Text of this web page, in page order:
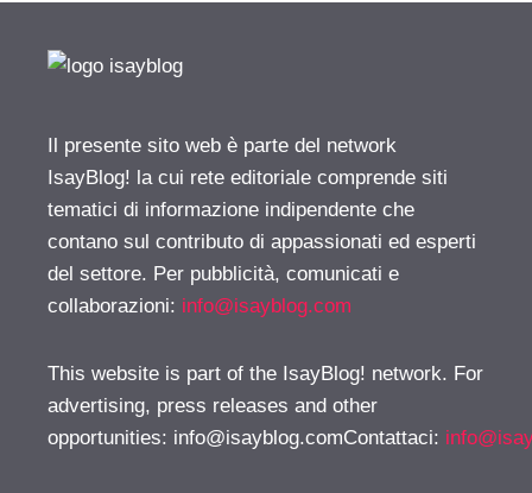
Il presente sito web è parte del network
IsayBlog! la cui rete editoriale comprende siti
tematici di informazione indipendente che
contano sul contributo di appassionati ed esperti
del settore. Per pubblicità, comunicati e
collaborazioni: info@isayblog.com
This website is part of the IsayBlog! network. For
advertising, press releases and other
opportunities: info@isayblog.comContattaci: